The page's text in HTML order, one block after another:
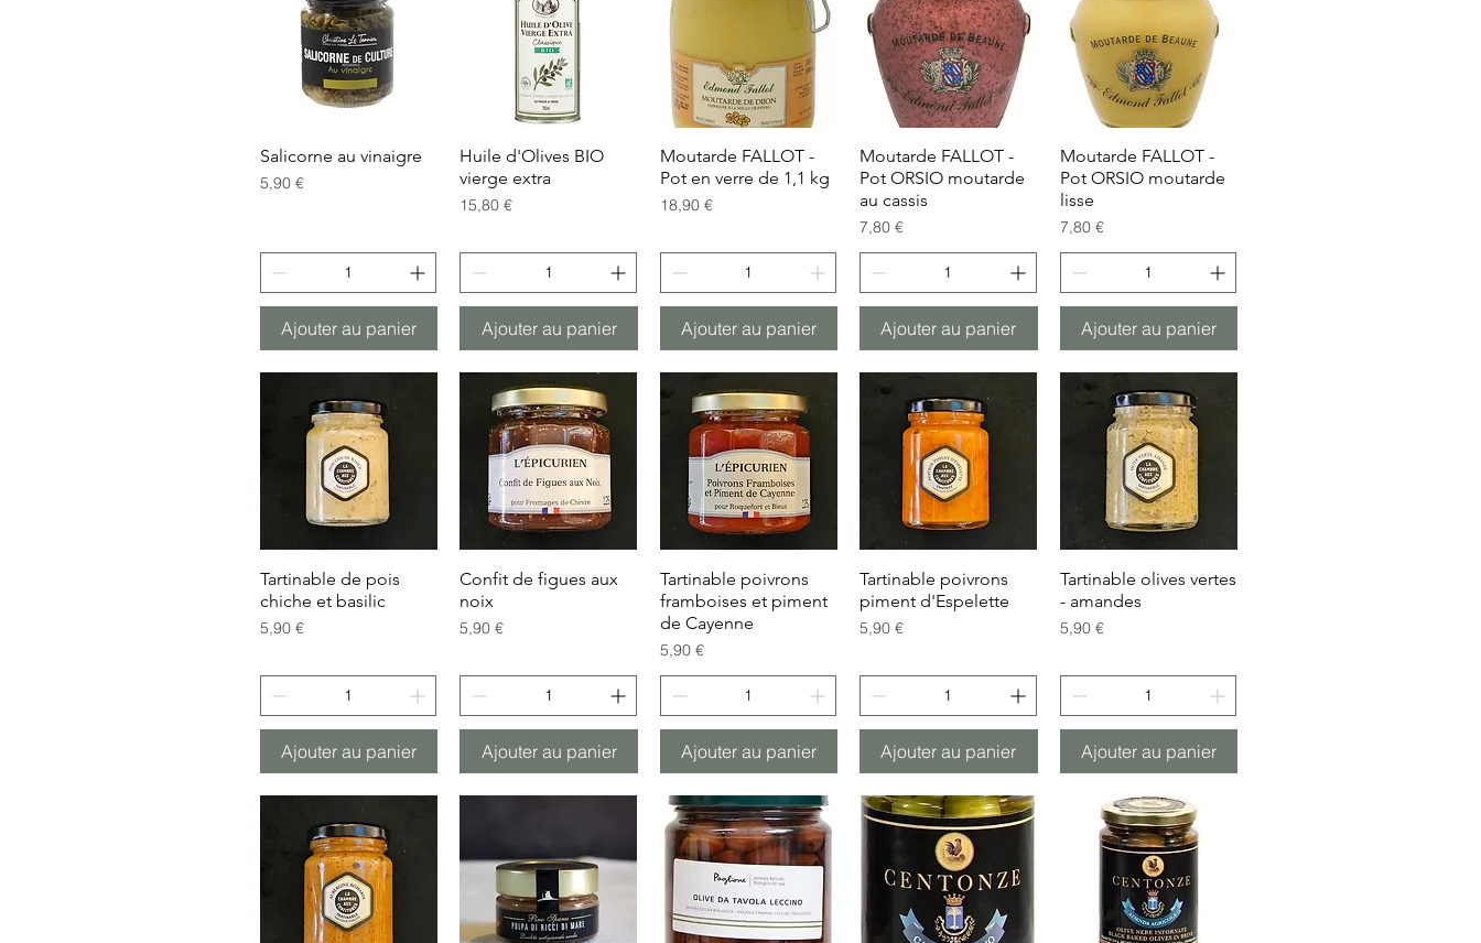
Aperçu rapide
Salicorne au vinaigre
Prix
5,90 €
Ajouter au panier
Aperçu rapide
Huile d'Olives BIO
vierge extra
Prix
15,80 €
Ajouter au panier
Aperçu rapide
Moutarde FALLOT -
Pot en verre de 1,1 kg
Prix
18,90 €
Ajouter au panier
Aperçu rapide
Moutarde FALLOT -
Pot ORSIO moutarde
au cassis
Prix
7,80 €
Ajouter au panier
Aperçu rapide
Moutarde FALLOT -
Pot ORSIO moutarde
lisse
Prix
7,80 €
Ajouter au panier
Aperçu rapide
Tartinable de pois
chiche et basilic
Prix
5,90 €
Ajouter au panier
Aperçu rapide
Confit de figues aux
noix
Prix
5,90 €
Ajouter au panier
Aperçu rapide
Tartinable poivrons
framboises et piment
de Cayenne
Prix
5,90 €
Ajouter au panier
Aperçu rapide
Tartinable poivrons
piment d'Espelette
Prix
5,90 €
Ajouter au panier
Aperçu rapide
Tartinable olives vertes
- amandes
Prix
5,90 €
Ajouter au panier